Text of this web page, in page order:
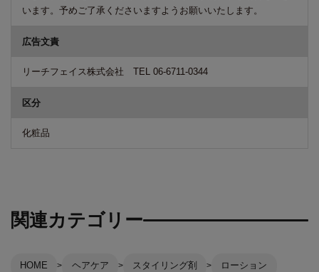
います。予めご了承くださいますようお願いいたします。
広告文責
リーチフェイス株式会社 TEL 06-6711-0344
区分
化粧品
関連カテゴリー
HOME ヘアケア スタイリング剤 ローション